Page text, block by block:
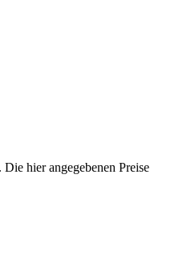
hier angegebenen Preise